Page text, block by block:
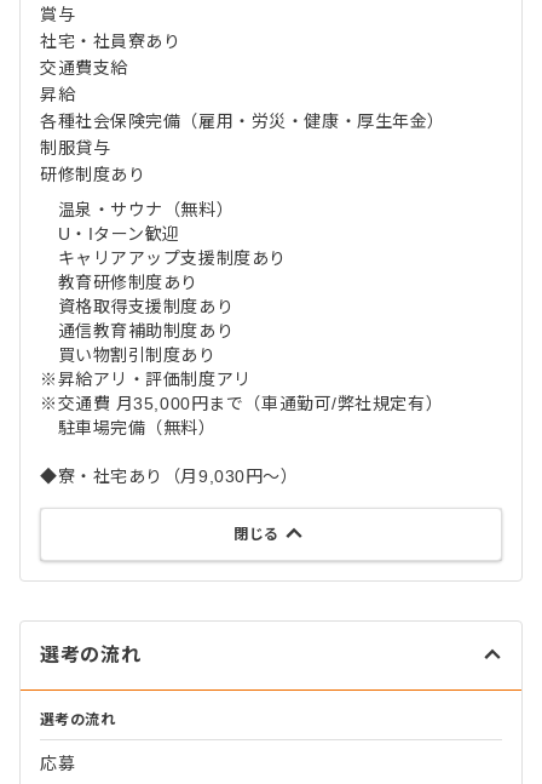
賞与
社宅・社員寮あり
交通費支給
昇給
各種社会保険完備（雇用・労災・健康・厚生年金）
制服貸与
研修制度あり
温泉・サウナ（無料）
U・Iターン歓迎
キャリアアップ支援制度あり
教育研修制度あり
資格取得支援制度あり
通信教育補助制度あり
買い物割引制度あり
※昇給アリ・評価制度アリ
※交通費 月35,000円まで（車通勤可/弊社規定有）
駐車場完備（無料）
◆寮・社宅あり（月9,030円～）
閉じる
選考の流れ
選考の流れ
応募